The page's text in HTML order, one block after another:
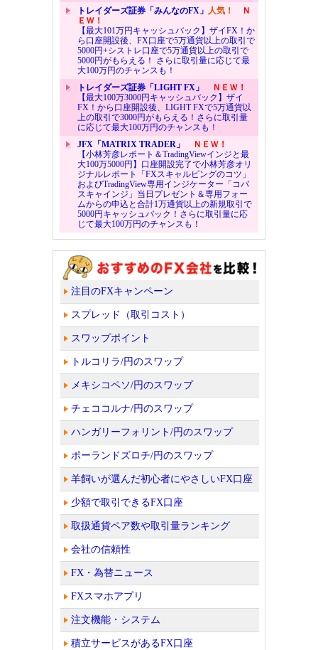
トレイダーズ証券「みんなのFX」 人気！
Ｎ
ＥＷ！
【最大101万円キャッシュバック】ザイFX！か
ら口座開設後、FX口座で5万通貨以上の取引で
5000円+シストレ口座で5万通貨以上の取引で
5000円がもらえる！ さらに取引量に応じて最
大100万円のチャンスも！
トレイダーズ証券「LIGHT FX」
ＮＥＷ！
【最大100万3000円キャッシュバック】ザイ
FX！から口座開設後、LIGHT FXで5万通貨以
上の取引で3000円がもらえる！さらに取引量
に応じて最大100万円のチャンスも！
JFX「MATRIX TRADER」
ＮＥＷ！
【小林芳彦レポート＆TradingViewインジと最
大100万5000円】口座開設完了で小林芳彦オリ
ジナルレポート「FXスキャルピングのコツ」
およびTradingView専用インジケーター「コバ
スキャインジ」当日プレゼント＆専用フォー
ムからの申込と合計1万通貨以上の新規取引で
5000円キャッシュバック！さらに取引量に応
じて最大100万円のチャンスも！
注目のFXキャンペーン
スプレッド（取引コスト）
スワップポイント
トルコリラ/円のスワップ
メキシコペソ/円のスワップ
チェココルナ/円のスワップ
ハンガリーフォリント/円のスワップ
ポーランドズロチ/円のスワップ
羊飼いが選んだ初心者にやさしいFX口座
少額で取引できるFX口座
取扱通貨ペア数や取引量ランキング
会社の信頼性
FX・為替ニュース
FXスマホアプリ
注文機能・システム
積立サービスがあるFX口座